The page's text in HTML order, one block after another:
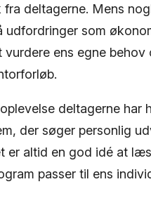
deltagerne. Mens
udfordringer som
vurdere ens egne
deltagerne
der søger personlig
er altid en god idé at
passer til ens